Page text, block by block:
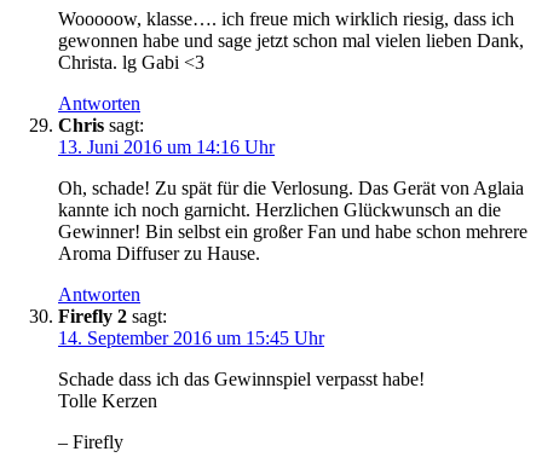
Wooooow, klasse…. ich freue mich wirklich riesig, dass ich
gewonnen habe und sage jetzt schon mal vielen lieben Dank,
Christa. lg Gabi <3
Antworten
Chris sagt:
13. Juni 2016 um 14:16 Uhr
Oh, schade! Zu spät für die Verlosung. Das Gerät von Aglaia
kannte ich noch garnicht. Herzlichen Glückwunsch an die
Gewinner! Bin selbst ein großer Fan und habe schon mehrere
Aroma Diffuser zu Hause.
Antworten
Firefly 2 sagt:
14. September 2016 um 15:45 Uhr
Schade dass ich das Gewinnspiel verpasst habe!
Tolle Kerzen
– Firefly